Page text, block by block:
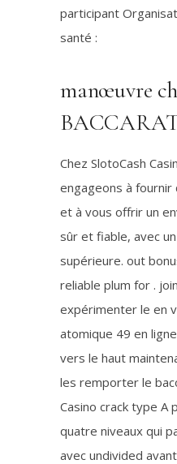
participant
santé :
manœuvre
Chez SlotoCash
engageons à
et à vous offrir un
sûr et fiable, avec
supérieure. out
reliable plum for .
expérimenter le en
atomique 49 en
vers le haut
les remporter le
Casino crack type A
quatre niveaux qui
avec undivided